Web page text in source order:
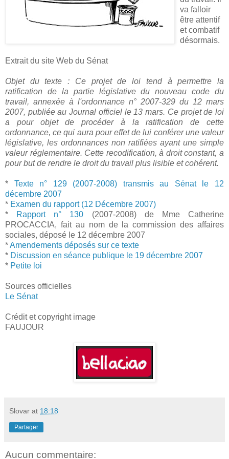
va falloir
être attentif
et combatif
désormais.
Extrait du site Web du Sénat
Objet du texte :
Ce projet de loi tend à permettre la
ratification de la partie législative du nouveau code du
travail, annexée à l'ordonnance n° 2007-329 du 12 mars
2007, publiée au Journal officiel le 13 mars. Ce projet de loi
a pour objet de procéder à la ratification de cette
ordonnance, ce qui aura pour effet de lui conférer une valeur
législative, les ordonnances non ratifiées ayant une simple
valeur réglementaire. Cette recodification, à droit constant, a
pour but de rendre le droit du travail plus lisible et cohérent.
* Texte n° 129 (2007-2008) transmis au Sénat le 12
décembre 2007
* Examen du rapport (12 Décembre 2007)
*
Rapport n° 130 (2007-2008) de Mme Catherine
PROCACCIA, fait au nom de la commission des affaires
sociales, déposé le 12 décembre 2007
*Amendements déposés sur ce texte
* Discussion en séance publique le 19 décembre 2007
* Petite loi
Sources officielles
Le Sénat
Crédit et copyright image
FAUJOUR
Slovar at 18:18
Partager
Aucun commentaire: